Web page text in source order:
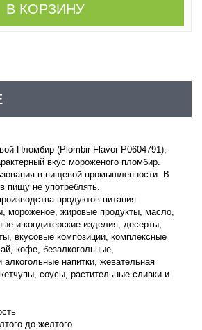
В КОРЗИНУ
Пломбир (Plombir Flavor P0604791),
вкус мороженого пломбир.
в пищевой промышленности. В
пищу не употреблять.
продуктов питания
мороженое, жировые продукты, масло,
и кондитерские изделия, десерты,
вкусовые композиции, комплексные
кофе, безалкогольные,
алкогольные напитки, жевательная
соусы, растительные сливки и
до желтого